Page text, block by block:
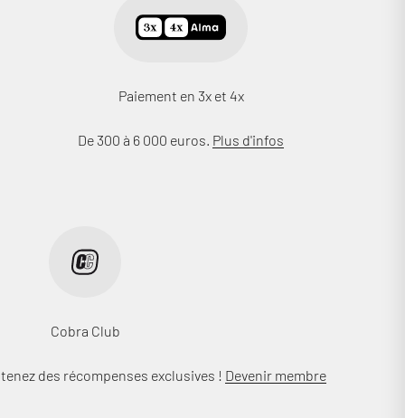
Paiement en 3x et 4x
De 300 à 6 000 euros. Plus d'infos
Cobra Club
des récompenses exclusives ! Devenir membre